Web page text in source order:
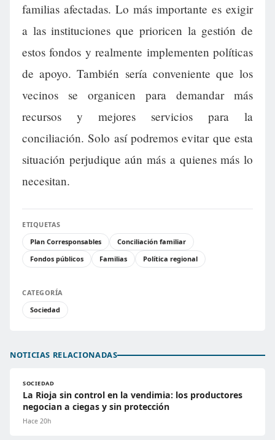
familias afectadas. Lo más importante es exigir
a las instituciones que prioricen la gestión de
estos fondos y realmente implementen políticas
de apoyo. También sería conveniente que los
vecinos se organicen para demandar más
recursos y mejores servicios para la
conciliación. Solo así podremos evitar que esta
situación perjudique aún más a quienes más lo
necesitan.
ETIQUETAS
Plan Corresponsables
Conciliación familiar
Fondos públicos
Familias Política regional
CATEGORÍA
Sociedad
NOTICIAS RELACIONADAS
SOCIEDAD
La Rioja sin control en la vendimia: los productores
negocian a ciegas y sin protección
Hace 20h